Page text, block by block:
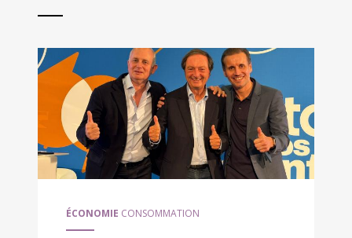
ÉCONOMIE CONSOMMATION